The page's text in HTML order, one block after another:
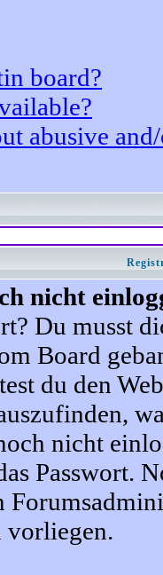
board?
abusive
nicht
Du musst
Board
du den
nicht
Passwort.